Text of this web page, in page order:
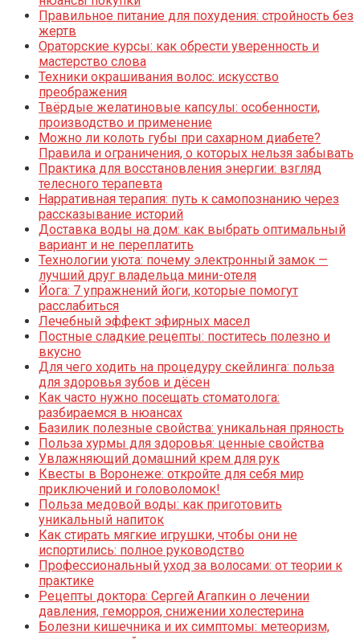
Правильное питание для похудения: стройность без
жертв
Ораторские курсы: как обрести уверенность и
мастерство слова
Техники окрашивания волос: искусство
преображения
Твёрдые желатиновые капсулы: особенности,
производство и применение
Можно ли колоть губы при сахарном диабете?
Правила и ограничения, о которых нельзя забывать
Практика для восстановления энергии: взгляд
телесного терапевта
Нарративная терапия: путь к самопознанию через
рассказывание историй
Доставка воды на дом: как выбрать оптимальный
вариант и не переплатить
Технологии уюта: почему электронный замок —
лучший друг владельца мини-отеля
Йога: 7 упражнений йоги, которые помогут
расслабиться
Лечебный эффект эфирных масел
Постные сладкие рецепты: поститесь полезно и
вкусно
Для чего ходить на процедуру скейлинга: польза
для здоровья зубов и дёсен
Как часто нужно посещать стоматолога:
разбираемся в нюансах
Базилик полезные свойства: уникальная пряность
Польза хурмы для здоровья: ценные свойства
Увлажняющий домашний крем для рук
Квесты в Воронеже: откройте для себя мир
приключений и головоломок!
Польза медовой воды: как приготовить
уникальный напиток
Как стирать мягкие игрушки, чтобы они не
испортились: полное руководство
Профессиональный уход за волосами: от теории к
практике
Рецепты доктора: Сергей Агапкин о лечении
давления, геморроя, снижении холестерина
Болезни кишечника и их симптомы: метеоризм,